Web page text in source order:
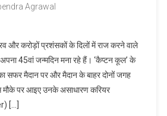
Agrawal
और करोड़ों प्रशंसकों के दिलों में राज करने वाले
45वां जन्मदिन मना रहे हैं। ‘कैप्टन कूल’ के
सफर मैदान पर और मैदान के बाहर दोनों जगह
मौके पर आइए उनके असाधारण करियर
[…]